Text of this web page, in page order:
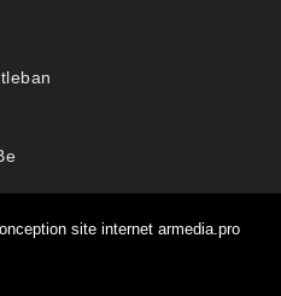
site internet armedia.pro